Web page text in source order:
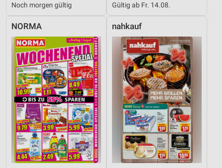
Noch morgen gültig Gültig ab Fr. 14.08.
NORMA nahkauf